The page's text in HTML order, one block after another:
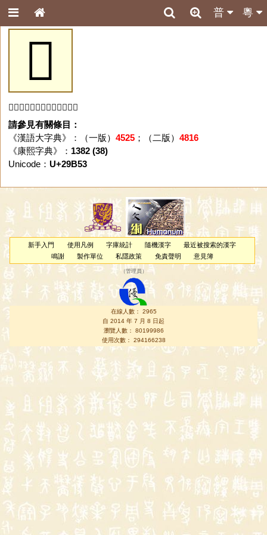
粵
普
𩭓
「𩭓」字未收錄於本資料庫。
請參見有關條目：
《漢語大字典》：（一版） 4525；（二版） 4816
《康熙字典》： 1382 (38)
Unicode： U+29B53
新手入門 使用凡例 字庫統計 隨機漢字
最近被搜索的漢字
鳴謝
製作單位 私隱政策 免責聲明 意見簿
（管理員 ）
在線人數： 2965
自 2014 年 7 月 8 日起
瀏覽人數： 80199986
使用次數： 294166238